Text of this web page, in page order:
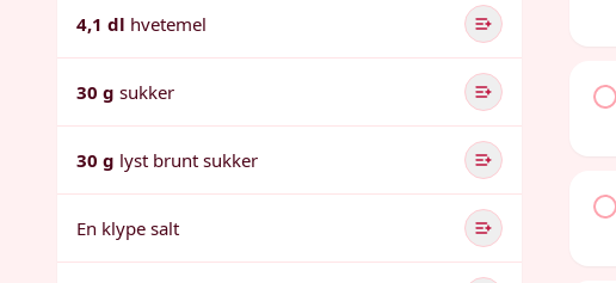
4,1 dl hvetemel
30 g sukker
30 g lyst brunt sukker
En klype salt